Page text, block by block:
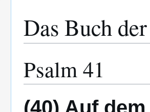
Das Buch
Psalm 41